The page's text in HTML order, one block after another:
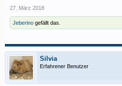
27. März 2018
Jeberino gefällt das.
Silvia
Erfahrener Benutzer